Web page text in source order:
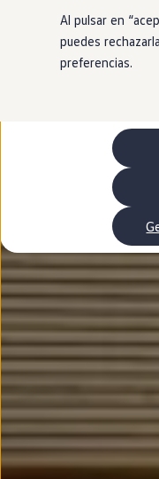
Beneficios
Buscar
Aceite
Baterías
Frenos
Motor y
Aire
Faros y
Llantas
Accesorios y
Carga
Al pulsar en
puedes
preferencias.